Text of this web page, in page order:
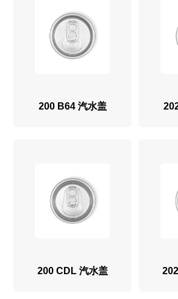
200 B64 汽水盖
200 CDL 汽水盖